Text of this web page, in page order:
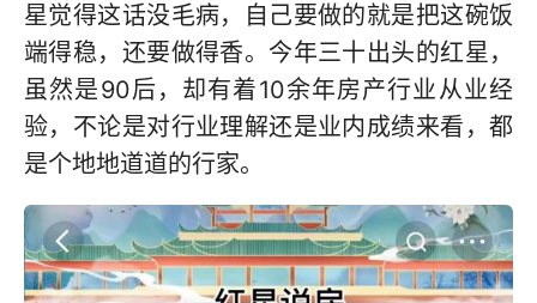
星觉得这话没毛病，自己要做的就是把这碗饭
端得稳，还要做得香。今年三十出头的红星，
虽然是90后，却有着10余年房产行业从业经
验，不论是对行业理解还是业内成绩来看，都
是个地地道道的行家。